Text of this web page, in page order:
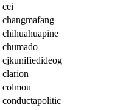
cei
changmafang
chihuahuapine
chumado
cjkunifiedideog
clarion
colmou
conductapolitic